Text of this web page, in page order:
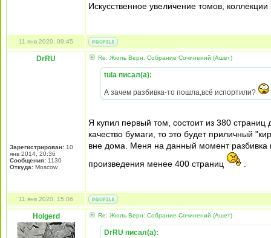
Искусственное увеличение томов,
11 янв 2020, 09:45
DrRU
Зарегистрирован: 10
янв 2014, 20:36
Сообщения: 1130
Откуда: Moscow
Re: Жюль Верн: Собрание Сочинений (Ашет)
tula писал(а):
А зачем разбивка-то пошла,всё испортили?
Я купил первый том, состоит из 380
качество бумаги, то это будет приличный
вне дома. Меня на данный момент разбивка
произведения менее 400 страниц
11 янв 2020, 15:06
Holgerd Re: Жюль Верн: Собрание Сочинений (Ашет)
DrRU писал(а):